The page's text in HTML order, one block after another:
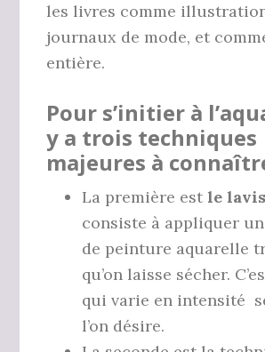
les livres comme
journaux de mode, et
entière.
Pour s’initier à
y a trois techniques
majeures à
La première est le
consiste à appliquer
de peinture aquarelle
qu’on laisse sécher.
qui varie en intensité
l’on désire.